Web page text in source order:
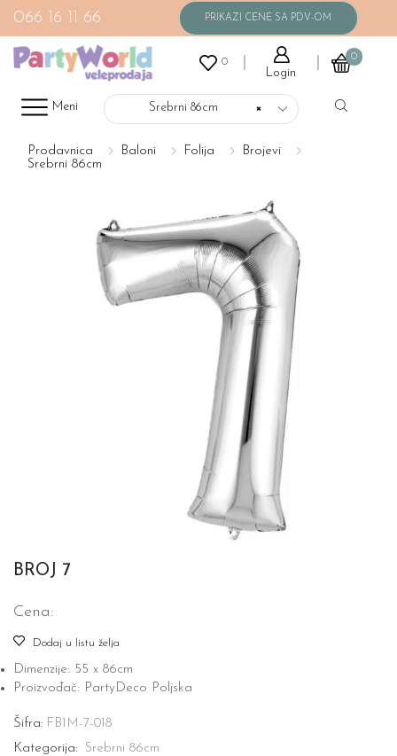
066 16 11 66
0
Login
0
Meni ×
Srebrni 86cm
Prodavnica Baloni Folija
Brojevi
Srebrni 86cm
BROJ 7
Cena:
Dodaj u listu želja
Dimenzije: 55 x 86cm
Proizvođač: PartyDeco Poljska
Šifra: FB1M-7-018
Kategorija:
Srebrni 86cm